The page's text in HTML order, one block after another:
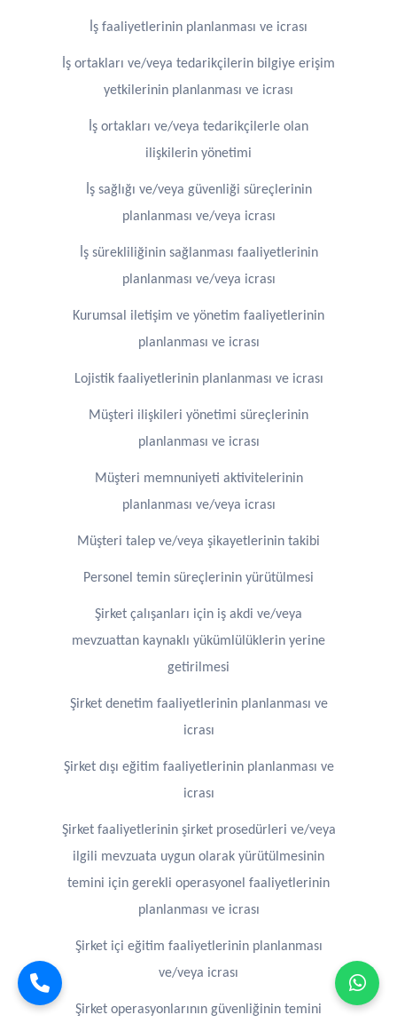
İş faaliyetlerinin planlanması ve icrası
İş ortakları ve/veya tedarikçilerin bilgiye erişim
yetkilerinin planlanması ve icrası
İş ortakları ve/veya tedarikçilerle olan
ilişkilerin yönetimi
İş sağlığı ve/veya güvenliği süreçlerinin
planlanması ve/veya icrası
İş sürekliliğinin sağlanması faaliyetlerinin
planlanması ve/veya icrası
Kurumsal iletişim ve yönetim faaliyetlerinin
planlanması ve icrası
Lojistik faaliyetlerinin planlanması ve icrası
Müşteri ilişkileri yönetimi süreçlerinin
planlanması ve icrası
Müşteri memnuniyeti aktivitelerinin
planlanması ve/veya icrası
Müşteri talep ve/veya şikayetlerinin takibi
Personel temin süreçlerinin yürütülmesi
Şirket çalışanları için iş akdi ve/veya
mevzuattan kaynaklı yükümlülüklerin yerine
getirilmesi
Şirket denetim faaliyetlerinin planlanması ve
icrası
Şirket dışı eğitim faaliyetlerinin planlanması ve
icrası
Şirket faaliyetlerinin şirket prosedürleri ve/veya
ilgili mevzuata uygun olarak yürütülmesinin
temini için gerekli operasyonel faaliyetlerinin
planlanması ve icrası
Şirket içi eğitim faaliyetlerinin planlanması
ve/veya icrası
Şirket operasyonlarının güvenliğinin temini